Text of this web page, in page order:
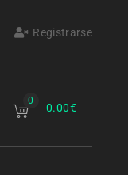
Registrarse
0
0.00€